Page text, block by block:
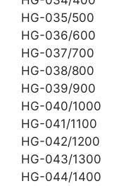
HG-035/500
HG-036/600
HG-037/700
HG-038/800
HG-039/900
HG-040/1000
HG-041/1100
HG-042/1200
HG-043/1300
HG-044/1400